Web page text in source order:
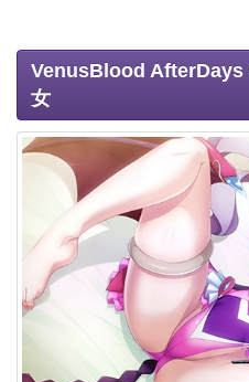
VenusBlood AfterDays
女